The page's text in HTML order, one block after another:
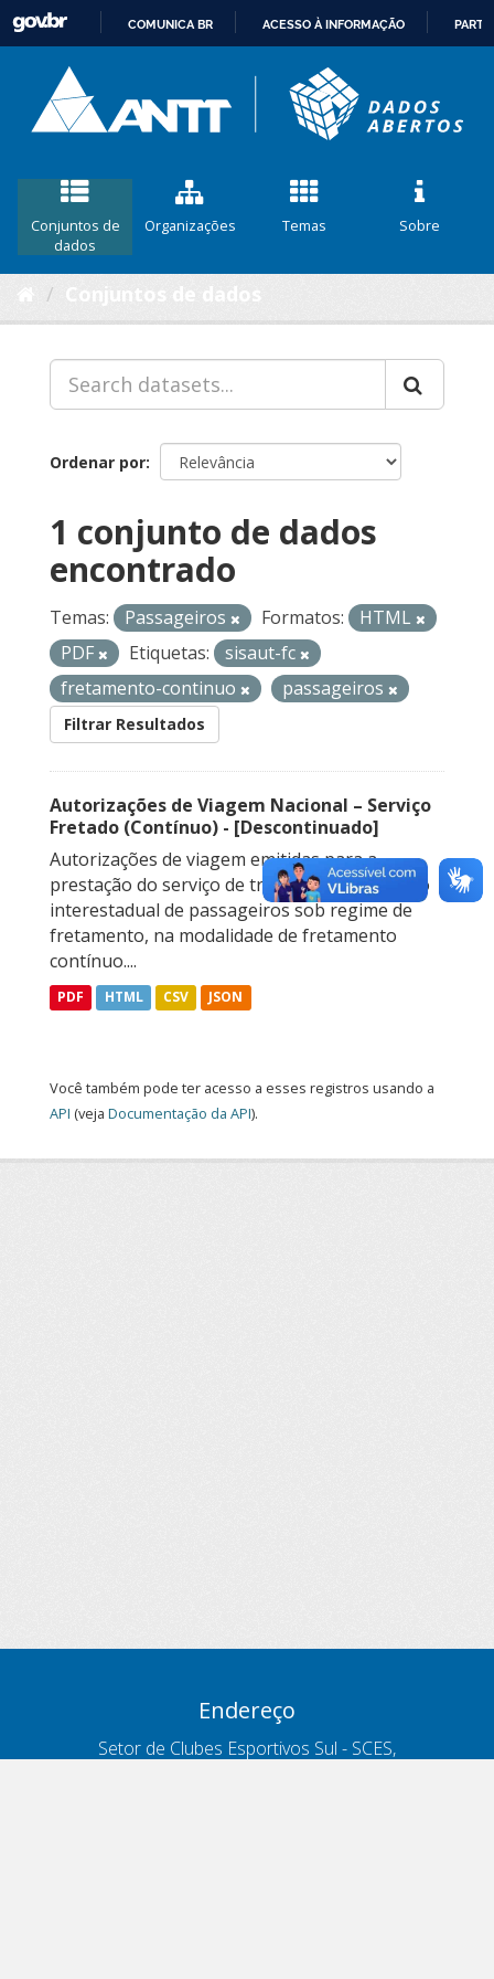
CONTEÚDO
COMUNICA BR ACESSO À INFORMAÇÃO
Conjuntos de
dados
Organizações Temas Sobre
Ordenar por
1 conjunto de dados
encontrado
Temas: Passageiros Formatos:
HTML
PDF
Etiquetas:
sisaut-fc
fretamento-continuo
passageiros
Filtrar Resultados
Autorizações de Viagem Nacional – Serviço
Fretado (Contínuo) - [Descontinuado]
Autorizações de viagem emitidas para a
prestação do serviço de transporte rodoviário
interestadual de passageiros sob regime de
fretamento, na modalidade de fretamento
contínuo....
PDF HTML CSV JSON
Você também pode ter acesso a esses registros usando a
API (veja Documentação da API).
Endereço
Setor de Clubes Esportivos Sul - SCES,